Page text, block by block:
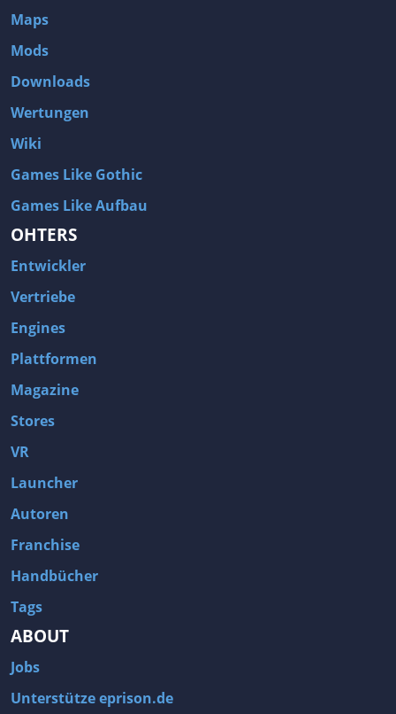
Maps
Mods
Downloads
Wertungen
Wiki
Games Like Gothic
Games Like Aufbau
OHTERS
Entwickler
Vertriebe
Engines
Plattformen
Magazine
Stores
VR
Launcher
Autoren
Franchise
Handbücher
Tags
ABOUT
Jobs
Unterstütze eprison.de